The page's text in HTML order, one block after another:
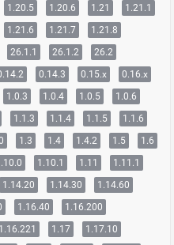
1.20.5 1.20.6 1.21
1.21.1
1.21.6 1.21.7
1.21.8
26.1.1 26.1.2 26.2
0.14.3 0.15.x
0.16.x
1.0.3 1.0.4 1.0.5
1.0.6
1.1.3 1.1.4 1.1.5
1.1.6
1.3 1.4 1.4.2 1.5
1.6
1.10.1 1.11
1.11.1
1.14.20 1.14.30
1.14.60
1.16.40
1.16.200
1.16.221 1.17
1.17.10